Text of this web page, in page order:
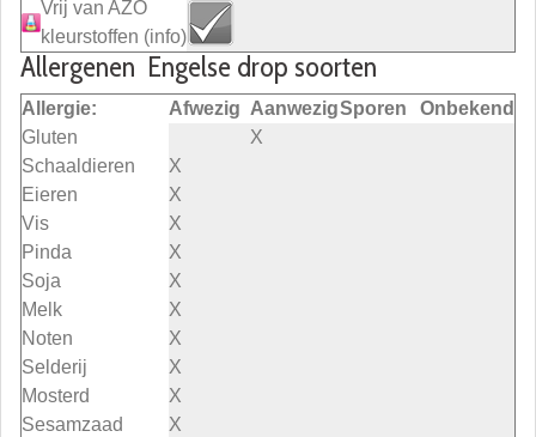
Vrij van AZO
kleurstoffen (info)
Allergenen Engelse drop soorten
Allergie: Afwezig AanwezigSporen
Onbekend
Gluten
X
Schaaldieren
X
Eieren
X
Vis
X
Pinda
X
Soja
X
Melk
X
Noten
X
Selderij
X
Mosterd
X
Sesamzaad
X